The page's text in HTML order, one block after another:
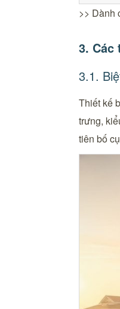
>> Dành
3. Các
3.1.
Thiết kế
trưng,
tiên bố